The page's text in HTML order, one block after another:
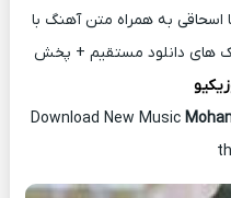
به همراه متن آهنگ با
های دانلود مستقیم + پخش
Download New Music